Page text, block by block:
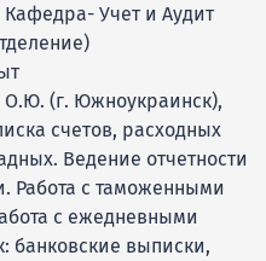
Кафедра- Учет и Аудит
О.Ю. (г. Южноукраинск),
счетов, расходных
Ведение отчетности
Работа с таможенными
с ежедневными
банковские выписки,